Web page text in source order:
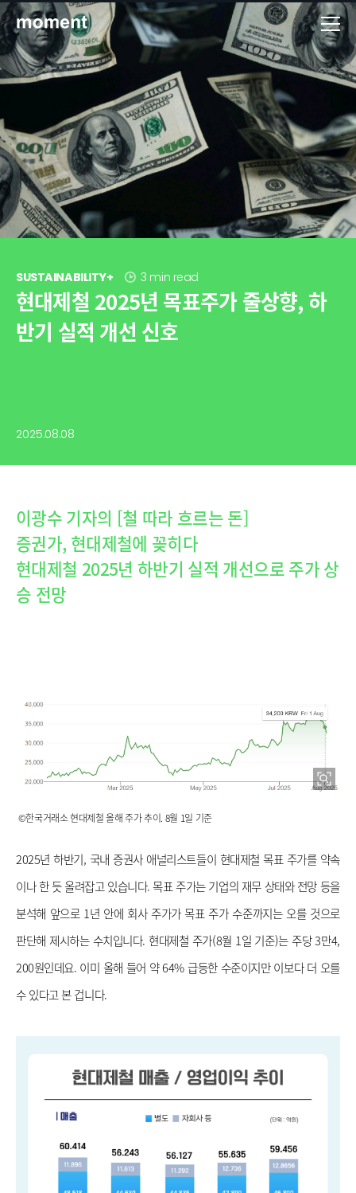
현대제철 미디어룸 - 모먼트
SUSTAINABILITY+ 3 min read
현대제철 2025년 목표주가 줄상향, 하
반기 실적 개선 신호
2025.08.08
이광수 기자의 [철 따라 흐르는 돈]
증권가, 현대제철에 꽂히다
현대제철 2025년 하반기 실적 개선으로 주가 상
승 전망
©한국거래소 현대제철 올해 주가 추이. 8월 1일 기준
2025년 하반기, 국내 증권사 애널리스트들이 현대제철 목표 주가를 약속
이나 한 듯 올려잡고 있습니다. 목표 주가는 기업의 재무 상태와 전망 등을
분석해 앞으로 1년 안에 회사 주가가 목표 주가 수준까지는 오를 것으로
판단해 제시하는 수치입니다. 현대제철 주가(8월 1일 기준)는 주당 3만4,
200원인데요. 이미 올해 들어 약 64% 급등한 수준이지만 이보다 더 오를
수 있다고 본 겁니다.